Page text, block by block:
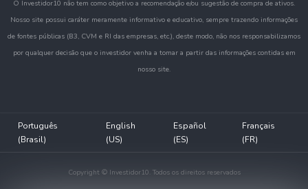
O Investidor10 não tem como objetivo a recomendação e/ou sugestão de compra de ativos.
Nosso site possui caráter meramente informativo e educativo, sempre trazendo informações
de fontes públicas (B3, CVM e RI das empresas, etc.), deste modo, não nos responsabilizamos
por qualquer decisão que o investidor venha a tomar a partir das informações contidas em
nosso site.
Português
(Brasil)
English
(US)
Español
(ES)
Français
(FR)
Copyright © Investidor10. Todos os direitos reservados